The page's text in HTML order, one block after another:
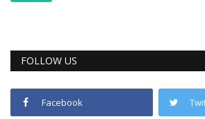
FOLLOW US
Facebook